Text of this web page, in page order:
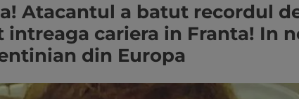
Atacantul a batut recordul
intreaga cariera in Franta! In
din Europa